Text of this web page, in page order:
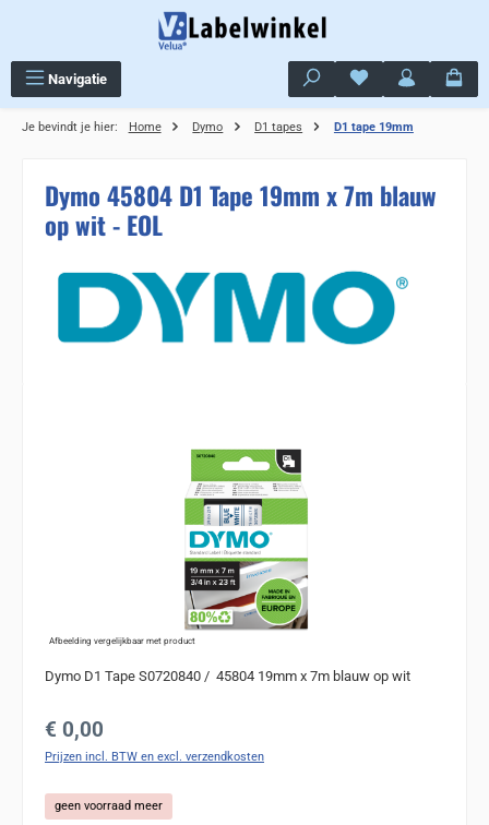
Navigatie Je hebt 0 items op
Je bevindt je hier: Home Dymo D1 tapes D1 tape 19mm
Dymo 45804 D1 Tape 19mm x 7m blauw
op wit - EOL
Afbeelding vergelijkbaar met product
Dymo D1 Tape S0720840 / 45804 19mm x 7m blauw op wit
Normale prijs:
€ 0,00
Prijzen incl. BTW en excl. verzendkosten
geen voorraad meer